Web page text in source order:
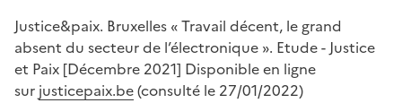
Justice&paix. Bruxelles « Travail décent, le grand
absent du secteur de l’électronique ». Etude - Justice
et Paix [Décembre 2021] Disponible en ligne
sur justicepaix.be(consulté le 27/01/2022)